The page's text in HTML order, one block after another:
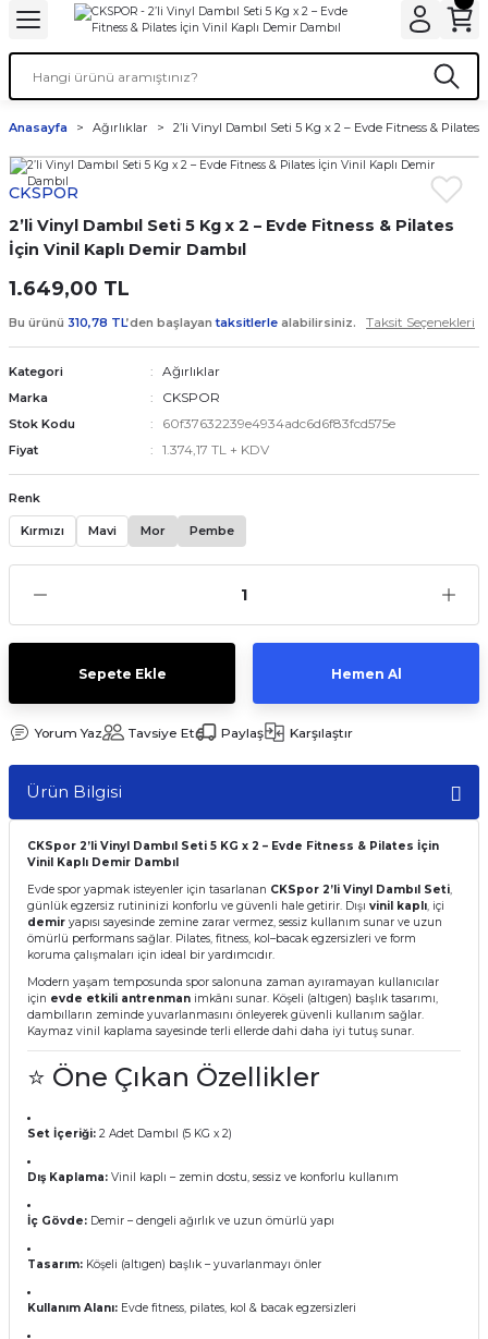
Anasayfa Ağırlıklar 2’li Vinyl Dambıl Seti 5 Kg x 2 – Evde Fitness &
CKSPOR
2’li Vinyl Dambıl Seti 5 Kg x 2 – Evde Fitness & Pilates
İçin Vinil Kaplı Demir Dambıl
1.649,00 TL
Bu ürünü 310,78 TL’den başlayantaksitlerle alabilirsiniz. Taksit Seçenekleri
Kategori Ağırlıklar
Marka CKSPOR
Stok Kodu 60f37632239e4934adc6d6f83fcd575e
Fiyat 1.374,17 TL + KDV
Renk
Kırmızı Mavi Mor Pembe
Sepete Ekle Hemen Al
Yorum Yaz Tavsiye Et Paylaş Karşılaştır
Ürün Bilgisi
CKSpor 2’li Vinyl Dambıl Seti 5 KG x 2 – Evde Fitness & Pilates İçin
Vinil Kaplı Demir Dambıl
Evde spor yapmak isteyenler için tasarlanan CKSpor 2’li Vinyl Dambıl Seti,
günlük egzersiz rutininizi konforlu ve güvenli hale getirir. Dışı vinil kaplı, içi
demir yapısı sayesinde zemine zarar vermez, sessiz kullanım sunar ve uzun
ömürlü performans sağlar. Pilates, fitness, kol–bacak egzersizleri ve form
koruma çalışmaları için ideal bir yardımcıdır.
Modern yaşam temposunda spor salonuna zaman ayıramayan kullanıcılar
için evde etkili antrenman imkânı sunar. Köşeli (altıgen) başlık tasarımı,
dambılların zeminde yuvarlanmasını önleyerek güvenli kullanım sağlar.
Kaymaz vinil kaplama sayesinde terli ellerde dahi daha iyi tutuş sunar.
⭐ Öne Çıkan Özellikler
Set İçeriği: 2 Adet Dambıl (5 KG x 2)
Dış Kaplama: Vinil kaplı – zemin dostu, sessiz ve konforlu kullanım
İç Gövde: Demir – dengeli ağırlık ve uzun ömürlü yapı
Tasarım: Köşeli (altıgen) başlık – yuvarlanmayı önler
Kullanım Alanı: Evde fitness, pilates, kol & bacak egzersizleri